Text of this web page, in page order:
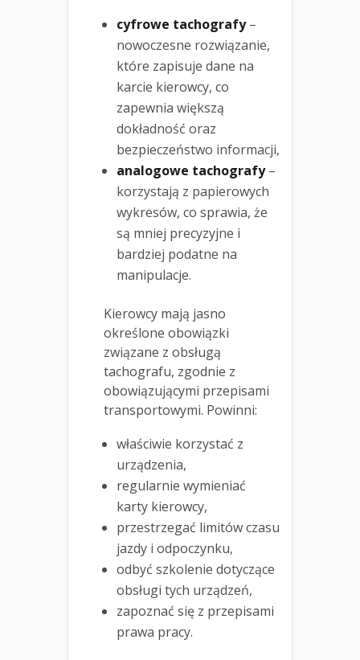
cyfrowe tachografy–
nowoczesne rozwiązanie,
które zapisuje dane na
karcie kierowcy, co
zapewnia większą
dokładność oraz
bezpieczeństwo informacji,
analogowe tachografy–
korzystają z papierowych
wykresów, co sprawia, że
są mniej precyzyjne i
bardziej podatne na
manipulacje.
Kierowcy mają jasno
określone obowiązki
związane z obsługą
tachografu, zgodnie z
obowiązującymi przepisami
transportowymi. Powinni:
właściwie korzystać z
urządzenia,
regularnie wymieniać
karty kierowcy,
przestrzegać limitów czasu
jazdy i odpoczynku,
odbyć szkolenie dotyczące
obsługi tych urządzeń,
zapoznać się z przepisami
prawa pracy.